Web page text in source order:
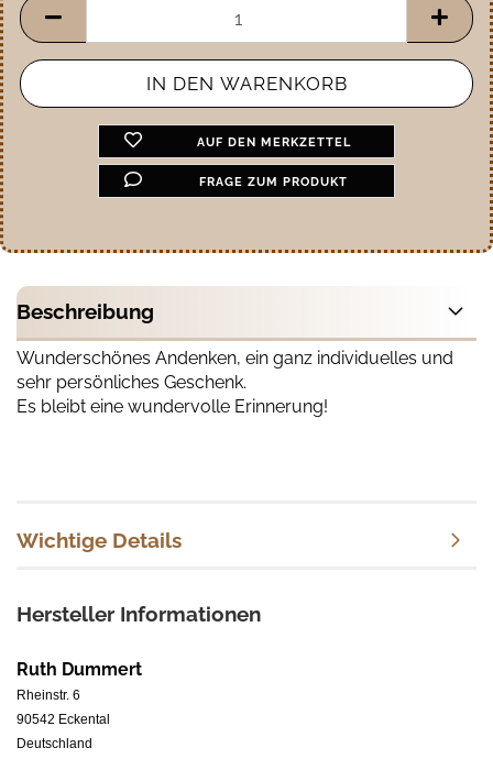
AUF DEN MERKZETTEL
FRAGE ZUM PRODUKT
Beschreibung
Wunderschönes Andenken, ein ganz individuelles und
sehr persönliches Geschenk.
Es bleibt eine wundervolle Erinnerung!
Wichtige Details
Hersteller Informationen
Ruth Dummert
Rheinstr. 6
90542 Eckental
Deutschland